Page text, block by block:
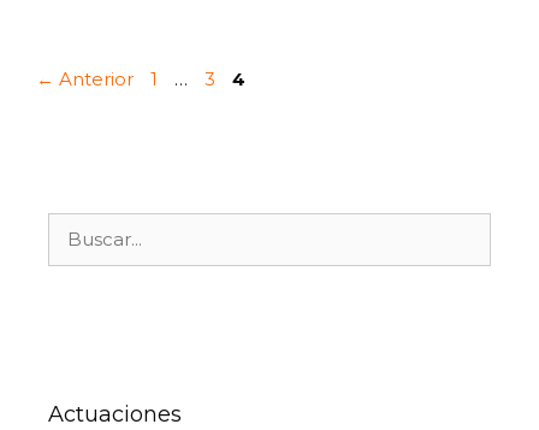
← Anterior 1 … 3 4
Actuaciones